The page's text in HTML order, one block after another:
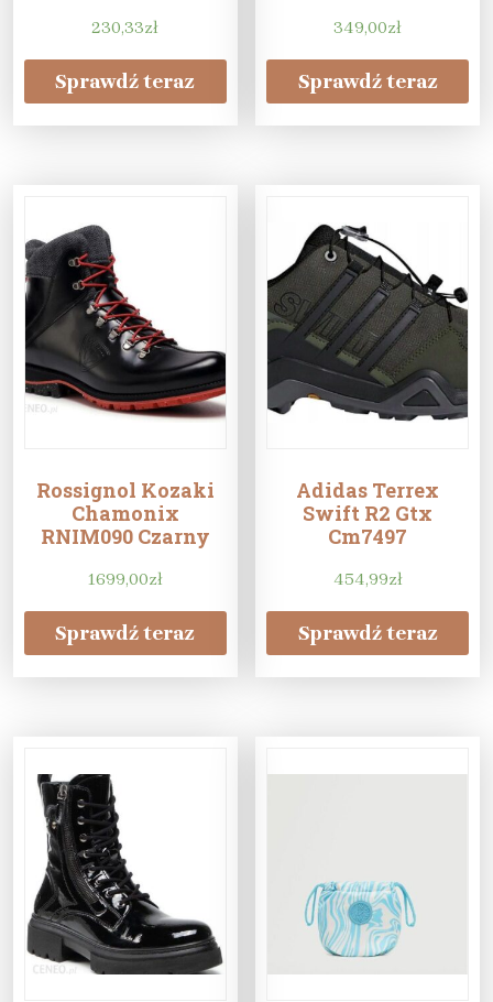
230,33zł
Sprawdź teraz
349,00zł
Sprawdź teraz
Rossignol Kozaki
Chamonix
RNIM090 Czarny
1699,00zł
Sprawdź teraz
Adidas Terrex
Swift R2 Gtx
Cm7497
454,99zł
Sprawdź teraz